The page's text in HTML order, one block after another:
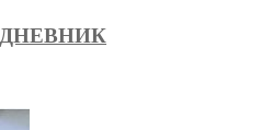
ДНЕВНИК